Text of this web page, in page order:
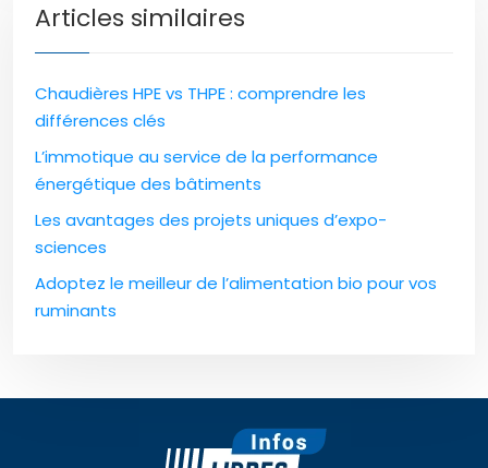
Articles similaires
Chaudières HPE vs THPE : comprendre les
différences clés
L’immotique au service de la performance
énergétique des bâtiments
Les avantages des projets uniques d’expo-
sciences
Adoptez le meilleur de l’alimentation bio pour vos
ruminants